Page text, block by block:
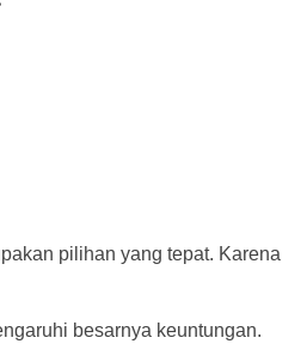
pilihan yang tepat. Karena
besarnya keuntungan.